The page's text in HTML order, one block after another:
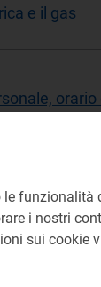
e il gas
orario
funzionalità
i nostri
sui cookie